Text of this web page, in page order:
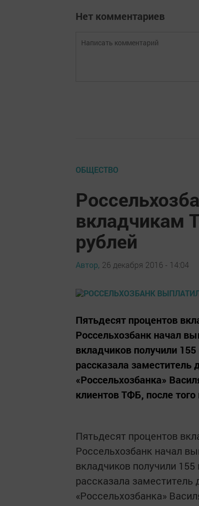
Нет комментариев
ОБЩЕСТВО
вкладчикам
рублей
Автор, 26 декабря 2016 - 14:04
Пятьдесят процентов
Россельхозбанк начал
вкладчиков получили
рассказала заместитель
«Россельхозбанка»
клиентов ТФБ, после
Пятьдесят процентов
Россельхозбанк начал
вкладчиков получили
рассказала заместитель
«Россельхозбанка»